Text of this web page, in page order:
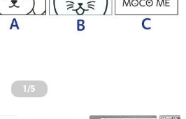
1/5